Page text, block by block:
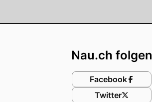
Nau.ch folgen
Facebook
Twitter